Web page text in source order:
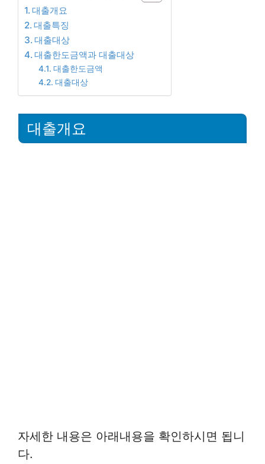
대출개요
대출특징
대출대상
대출한도금액과 대출대상
대출한도금액
대출대상
대출개요
자세한 내용은 아래내용을 확인하시면 됩니
다.